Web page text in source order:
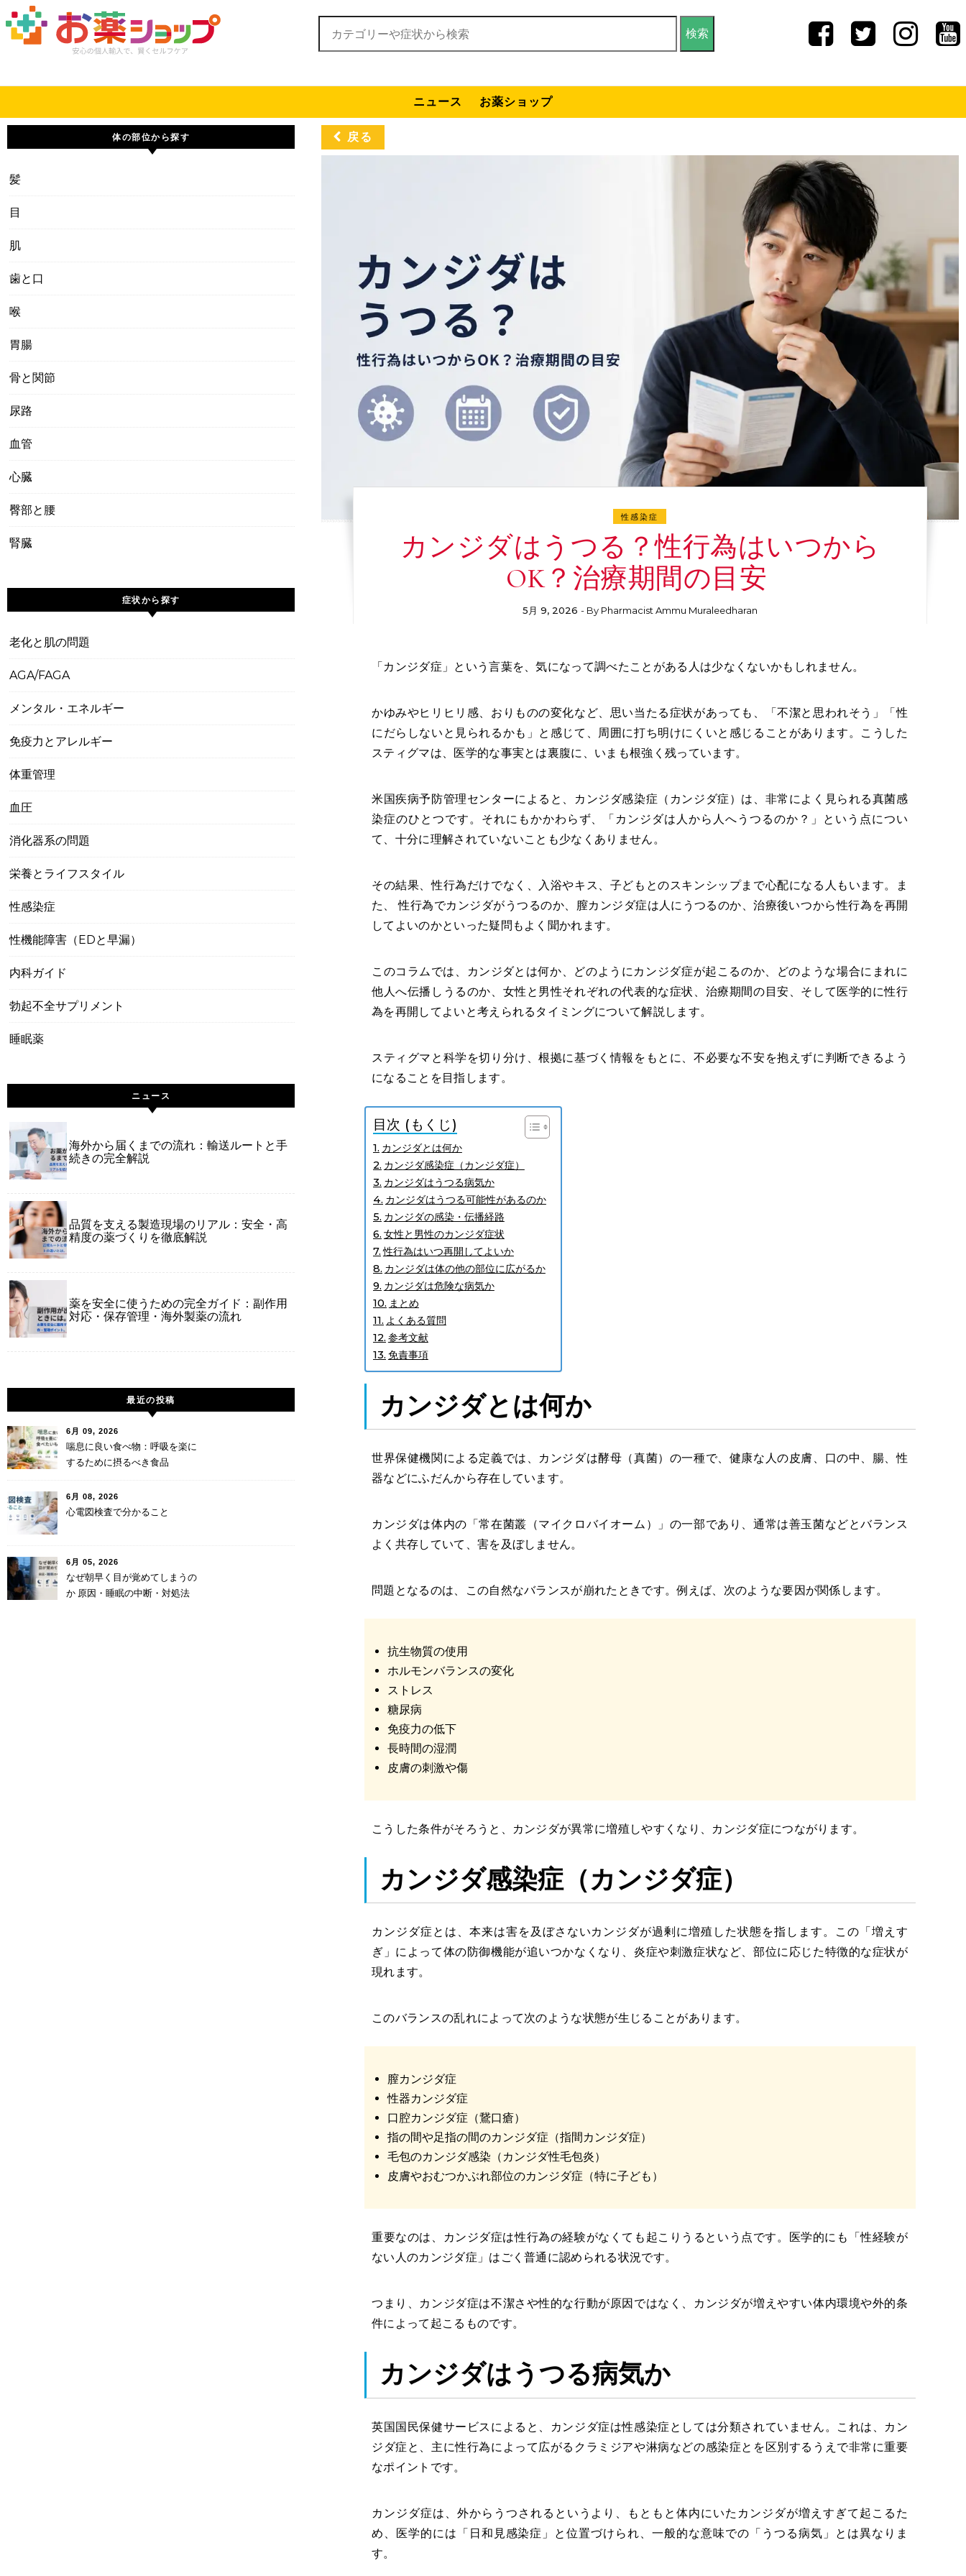
Skip to content
検索:
ニュース お薬ショップ
体の部位から探す
髪
目
肌
歯と口
喉
胃腸
骨と関節
尿路
血管
心臓
臀部と腰
腎臓
症状から探す
老化と肌の問題
AGA/FAGA
メンタル・エネルギー
免疫力とアレルギー
体重管理
血圧
消化器系の問題
栄養とライフスタイル
性感染症
性機能障害（EDと早漏）
内科ガイド
勃起不全サプリメント
睡眠薬
ニュース
海外から届くまでの流れ：輸送ルートと手
続きの完全解説
品質を支える製造現場のリアル：安全・高
精度の薬づくりを徹底解説
薬を安全に使うための完全ガイド：副作用
対応・保存管理・海外製薬の流れ
最近の投稿
6月 09, 2026
喘息に良い食べ物：呼吸を楽に
するために摂るべき食品
6月 08, 2026
心電図検査で分かること
6月 05, 2026
なぜ朝早く目が覚めてしまうの
か 原因・睡眠の中断・対処法
戻る
性感染症
カンジダはうつる？性行為はいつから
OK？治療期間の目安
5月 9, 2026 - By Pharmacist Ammu Muraleedharan
「カンジダ症」という言葉を、気になって調べたことがある人は少なくないかもしれません。
かゆみやヒリヒリ感、おりものの変化など、思い当たる症状があっても、「不潔と思われそう」「性
にだらしないと見られるかも」と感じて、周囲に打ち明けにくいと感じることがあります。こうした
スティグマは、医学的な事実とは裏腹に、いまも根強く残っています。
米国疾病予防管理センターによると、カンジダ感染症（カンジダ症）は、非常によく見られる真菌感
染症のひとつです。それにもかかわらず、「カンジダは人から人へうつるのか？」という点につい
て、十分に理解されていないことも少なくありません。
その結果、性行為だけでなく、入浴やキス、子どもとのスキンシップまで心配になる人もいます。ま
た、 性行為でカンジダがうつるのか、 膣カンジダ症は人に うつるのか、治療後いつから性行為 を再開
してよいのかといった疑問もよく聞かれます。
このコラムでは、 カンジダとは何か、どのようにカンジダ症が起こるのか、どのような場合にまれに
他人へ伝播しうるのか、女性と男性それぞれの代表的な症状、治療期間の目安、そして医学的に性行
為を再開してよいと考えられるタイミングについて解説します。
スティグマと科学を切り分け、根拠に基づく情報をもとに、不必要な不安を抱えずに判断できるよう
になることを目指します。
目次 (もくじ)
カンジダとは何か
カンジダ感染症（カンジダ症）
カンジダはうつる病気か
カンジダはうつる可能性があるのか
カンジダの感染・伝播経路
女性と男性のカンジダ症状
性行為はいつ再開してよいか
カンジダは体の他の部位に広がるか
カンジダは危険な病気か
まとめ
よくある質問
参考文献
免責事項
カンジダとは何か
世界保健機関による定義では、カンジダは酵母（真菌）の一種で、健康な人の皮膚、口の中、腸、性
器などにふだんから存在しています。
カンジダは体内の「常在菌叢（マイクロバイオーム）」の一部であり、通常は善玉菌などとバランス
よく共存していて、害を及ぼしません。
問題となるのは、この自然なバランスが崩れたときです。例えば、次のような要因が関係します。
抗生物質の使用
ホルモンバランスの変化
ストレス
糖尿病
免疫力の低下
長時間の湿潤
皮膚の刺激や傷
こうした条件がそろうと、カンジダが異常に増殖しやすくなり、カンジダ症につながります。
カンジダ感染症（カンジダ症）
カンジダ症とは、本来は害を及ぼさないカンジダが過剰に増殖した状態を指します。この「増えす
ぎ」によって体の防御機能が追いつかなくなり、炎症や刺激症状など、部位に応じた特徴的な症状が
現れます。
このバランスの乱れによって次のような状態が生じることがあります。
膣カンジダ症
性器カンジダ症
口腔カンジダ症（鵞口瘡）
指の間や足指の間のカンジダ症（指間カンジダ症）
毛包のカンジダ感染（カンジダ性毛包炎）
皮膚やおむつかぶれ部位のカンジダ症（特に子ども）
重要なのは、カンジダ症は性行為の経験がなくても起こりうるという点です。医学的にも「性経験が
ない人のカンジダ症 」はごく普通に認められる状況です。
つまり、カンジダ症は不潔さや性的な行動が原因ではなく、カンジダが増えやすい体内環境や外的条
件によって起こるものです。
カンジダはうつる病気か
英国国民保健サービスによると、カンジダ症は性感染症としては分類されていません。これは、カン
ジダ症と、主に性行為によって広がるクラミジアや淋病などの感染症とを区別するうえで非常に重要
なポイントです。
カンジダ症は、外からうつされるというより、もともと体内にいたカンジダが増えすぎて起こるた
め、医学的には「 日和見感染症 」と位置づけられ、一般的な意味での「うつる病気」とは異なりま
す。